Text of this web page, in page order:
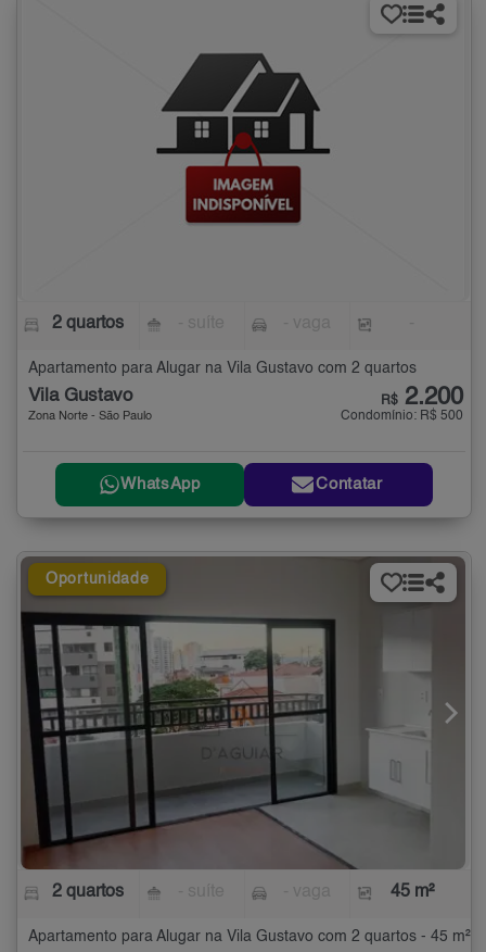
2 quartos
Apartamento para Alugar na Vila Gustavo com 2 quartos
Vila Gustavo
Zona Norte - São Paulo
R$ 2.200
Condomínio: R$ 500
WhatsApp Contatar
Oportunidade
2 quartos 45 m²
Apartamento para Alugar na Vila Gustavo com 2 quartos - 45 m²